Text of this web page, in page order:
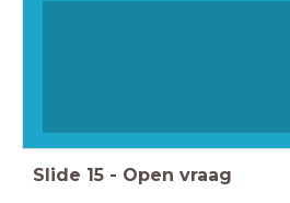
Slide 15 - Open vraag